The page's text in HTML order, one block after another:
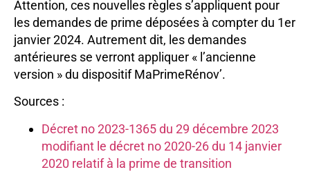
Attention, ces nouvelles règles s’appliquent pour
les demandes de prime déposées à compter du 1er
janvier 2024. Autrement dit, les demandes
antérieures se verront appliquer « l’ancienne
version » du dispositif MaPrimeRénov’.
Sources :
Décret no 2023-1365 du 29 décembre 2023
modifiant le décret no 2020-26 du 14 janvier
2020 relatif à la prime de transition